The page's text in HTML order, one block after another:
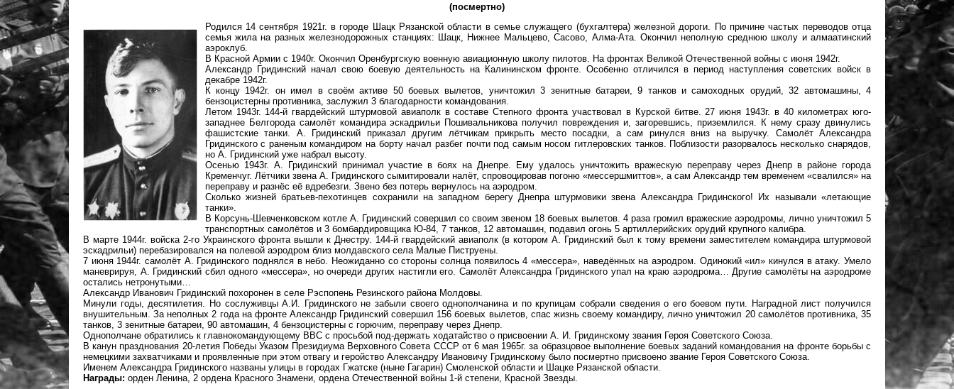
(посмертно)
Родился 14 сентября 1921г. в городе Шацк Рязанской области в семье служащего (бухгалтера) железной дороги. По причине частых переводов отца
семья жила на разных железнодорожных станциях: Шацк, Нижнее Мальцево, Сасово, Алма-Ата. Окончил неполную среднюю школу и алмаатинский
аэроклуб.
В Красной Армии с 1940г. Окончил Оренбургскую военную авиационную школу пилотов. На фронтах Великой Отечественной войны с июня 1942г.
Александр Гридинский начал свою боевую деятельность на Калининском фронте. Особенно отличился в период наступления советских войск в
декабре 1942г.
К концу 1942г. он имел в своём активе 50 боевых вылетов, уничтожил 3 зенитные батареи, 9 танков и самоходных орудий, 32 автомашины, 4
бензоцистерны противника, заслужил 3 благодарности командования.
Летом 1943г. 144-й гвардейский штурмовой авиаполк в составе Степного фронта участвовал в Курской битве. 27 июня 1943г. в 40 километрах юго-
западнее Белгорода самолёт командира эскадрильи Пошивальникова получил повреждения и, загоревшись, приземлился. К нему сразу двинулись
фашистские танки. А. Гридинский приказал другим лётчикам прикрыть место посадки, а сам ринулся вниз на выручку. Самолёт Александра
Гридинского с раненым командиром на борту начал разбег почти под самым носом гитлеровских танков. Поблизости разорвалось несколько снарядов,
но А. Гридинский уже набрал высоту.
Осенью 1943г. А. Гридинский принимал участие в боях на Днепре. Ему удалось уничтожить вражескую переправу через Днепр в районе города
Кременчуг. Лётчики звена А. Гридинского сымитировали налёт, спровоцировав погоню «мессершмиттов», а сам Александр тем временем «свалился» на
переправу и разнёс её вдребезги. Звено без потерь вернулось на аэродром.
Сколько жизней братьев-пехотинцев сохранили на западном берегу Днепра штурмовики звена Александра Гридинского! Их называли «летающие
танки».
В Корсунь-Шевченковском котле А. Гридинский совершил со своим звеном 18 боевых вылетов. 4 раза громил вражеские аэродромы, лично уничтожил 5
транспортных самолётов и 3 бомбардировщика Ю-84, 7 танков, 12 автомашин, подавил огонь 5 артиллерийских орудий крупного калибра.
В марте 1944г. войска 2-го Украинского фронта вышли к Днестру. 144-й гвардейский авиаполк (в котором А. Гридинский был к тому времени заместителем командира штурмовой
эскадрильи) перебазировался на полевой аэродром близ молдавского села Малые Пиструены.
7 июня 1944г. самолёт А. Гридинского поднялся в небо. Неожиданно со стороны солнца появилось 4 «мессера», наведённых на аэродром. Одинокий «ил» кинулся в атаку. Умело
маневрируя, А. Гридинский сбил одного «мессера», но очереди других настигли его. Самолёт Александра Гридинского упал на краю аэродрома… Другие самолёты на аэродроме
остались нетронутыми…
Александр Иванович Гридинский похоронен в селе Рэспопень Резинского района Молдовы.
Минули годы, десятилетия. Но сослуживцы А.И. Гридинского не забыли своего однополчанина и по крупицам собрали сведения о его боевом пути. Наградной лист получился
внушительным. За неполных 2 года на фронте Александр Гридинский совершил 156 боевых вылетов, спас жизнь своему командиру, лично уничтожил 20 самолётов противника, 35
танков, 3 зенитные батареи, 90 автомашин, 4 бензоцистерны с горючим, переправу через Днепр.
Однополчане обратились к главнокомандующему ВВС с просьбой под-держать ходатайство о присвоении А. И. Гридинскому звания Героя Советского Союза.
В канун празднования 20-летия Победы Указом Президиума Верховного Совета СССР от 6 мая 1965г. за образцовое выполнение боевых заданий командования на фронте борьбы с
немецкими захватчиками и проявленные при этом отвагу и геройство Александру Ивановичу Гридинскому было посмертно присвоено звание Героя Советского Союза.
Именем Александра Гридинского названы улицы в городах Гжатске (ныне Гагарин) Смоленской области и Шацке Рязанской области.
Награды: орден Ленина, 2 ордена Красного Знамени, ордена Отечественной войны 1-й степени, Красной Звезды.